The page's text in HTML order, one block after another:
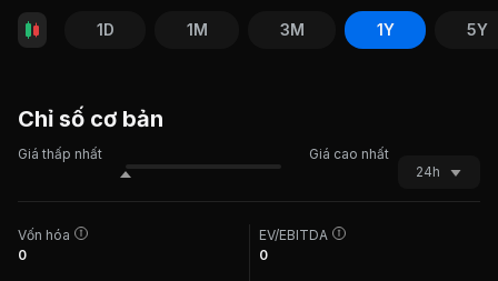
1D 1M 3M 1Y 5Y
Chỉ số cơ bản
Giá thấp nhất
Giá cao nhất
24h
Vốn hóa
0
EV/EBITDA
0